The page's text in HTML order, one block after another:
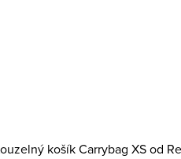
košík Carrybag XS od